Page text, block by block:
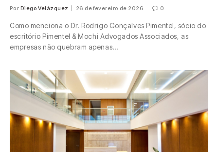
Por Diego Velázquez 26 de fevereiro de 2026 0
Como menciona o Dr. Rodrigo Gonçalves Pimentel, sócio do
escritório Pimentel & Mochi Advogados Associados, as
empresas não quebram apenas…